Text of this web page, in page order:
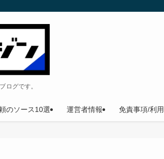
ログです。
のソース10選 運営者情報 免責事項/利